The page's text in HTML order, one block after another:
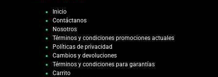
Inicio
Contáctanos
Nosotros
Términos y condiciones promociones actuales
Políticas de privacidad
Cambios y devoluciones
Términos y condiciones para garantías
Carrito